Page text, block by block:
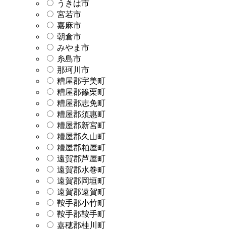
うきは市
宮若市
嘉麻市
朝倉市
みやま市
糸島市
那珂川市
糟屋郡宇美町
糟屋郡篠栗町
糟屋郡志免町
糟屋郡須惠町
糟屋郡新宮町
糟屋郡久山町
糟屋郡粕屋町
遠賀郡芦屋町
遠賀郡水巻町
遠賀郡岡垣町
遠賀郡遠賀町
鞍手郡小竹町
鞍手郡鞍手町
嘉穂郡桂川町